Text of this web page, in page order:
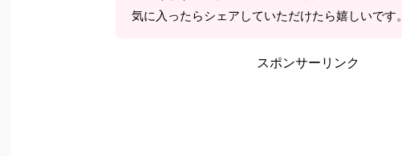
気に入ったらシェアしていただけたら嬉しいです。
スポンサーリンク